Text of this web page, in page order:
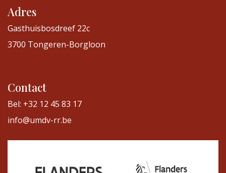
Adres
Gasthuisbosdreef 22c
3700 Tongeren-Borgloon
Contact
Bel: +32 12 45 83 17
info@umdv-rr.be